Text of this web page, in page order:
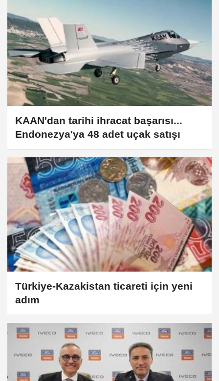
KAAN'dan tarihi ihracat başarısı...
Endonezya'ya 48 adet uçak satışı
Türkiye-Kazakistan ticareti için yeni
adım